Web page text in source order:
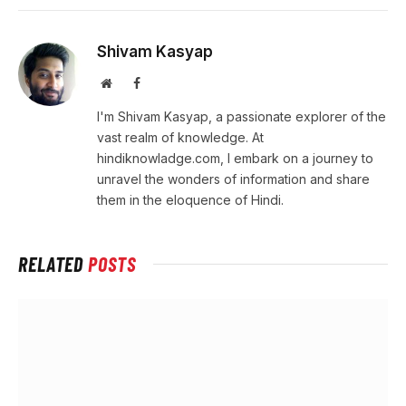
Shivam Kasyap
WebsiteFacebook
I'm Shivam Kasyap, a passionate explorer of the
vast realm of knowledge. At
hindiknowladge.com, I embark on a journey to
unravel the wonders of information and share
them in the eloquence of Hindi.
RELATEDPOSTS